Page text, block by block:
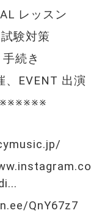
レッスン
験対策
続き
、EVENT 出演
.
QnY67z7